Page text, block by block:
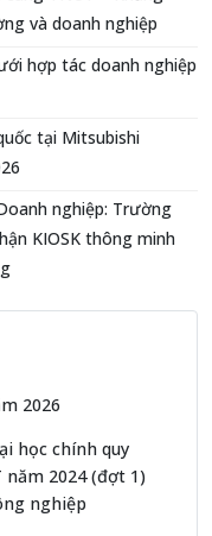
và doanh nghiệp
hợp tác doanh nghiệp
tại Mitsubishi
nghiệp: Trường
KIOSK thông minh
2026
học chính quy
2024 (đợt 1)
nghiệp